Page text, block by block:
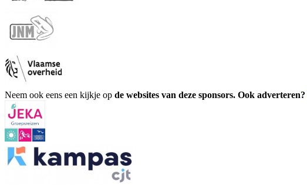
Neem ook eens een kijkje op de websites van deze sponsors. Ook adverteren?